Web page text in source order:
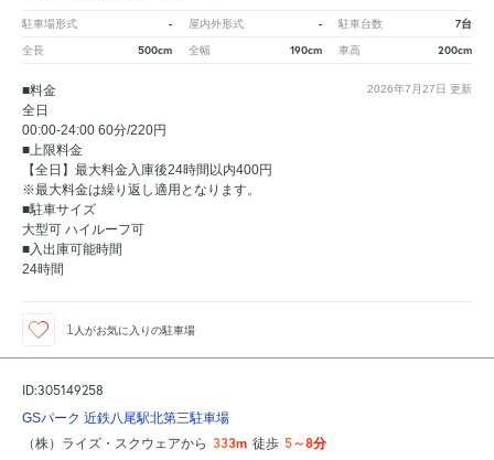
駐車場形式 - 屋内外形式 - 駐車台数 7台
全長 500cm 全幅 190cm 車高 200cm
2026年7月27日 更新
■料金
全日
00:00-24:00 60分/220円
■上限料金
【全日】最大料金入庫後24時間以内400円
※最大料金は繰り返し適用となります。
■駐車サイズ
大型可 ハイルーフ可
■入出庫可能時間
24時間
1 人がお気に入りの駐車場
ID:305149258
GSパーク 近鉄八尾駅北第三駐車場
（株）ライズ・スクウェアから 333m 徒歩 5～8分